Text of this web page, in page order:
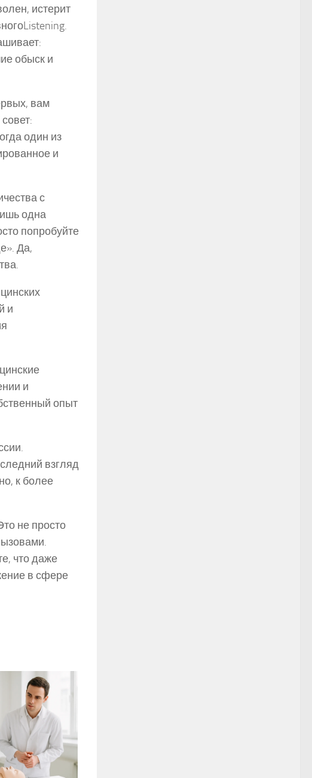
истерит
обыск и
вам
один из
и
с
одна
попробуйте
Да,
и
и
опыт
взгляд
к более
не просто
что даже
в сфере